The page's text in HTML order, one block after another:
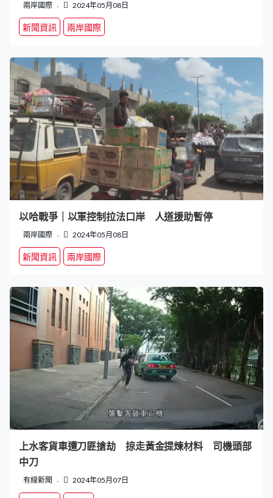
兩岸國際 2024年05月08日
新聞資訊 兩岸國際
以哈戰爭｜以軍控制拉法口岸 人道援助暫停
兩岸國際 2024年05月08日
新聞資訊 兩岸國際
上水客貨車遭刀匪搶劫 掠走黃金提煉材料 司機頭部
中刀
有線新聞 2024年05月07日